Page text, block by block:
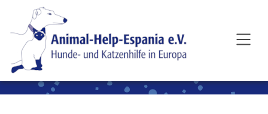
SKIP TO MAIN CONTENT